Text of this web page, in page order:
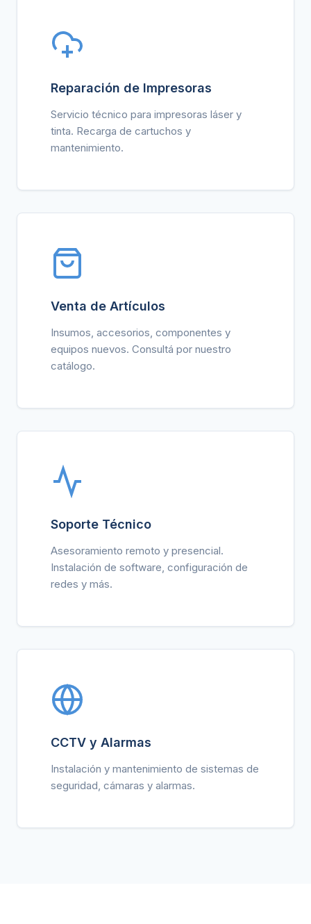
Reparación de Impresoras
Servicio técnico para impresoras láser y
tinta. Recarga de cartuchos y
mantenimiento.
Venta de Artículos
Insumos, accesorios, componentes y
equipos nuevos. Consultá por nuestro
catálogo.
Soporte Técnico
Asesoramiento remoto y presencial.
Instalación de software, configuración de
redes y más.
CCTV y Alarmas
Instalación y mantenimiento de sistemas de
seguridad, cámaras y alarmas.